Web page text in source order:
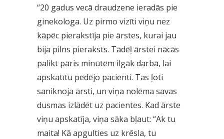
“20 gadus vecā draudzene ieradās pie
ginekologa. Uz pirmo vizīti viņu nez
kāpēc pierakstīja pie ārstes, kurai jau
bija pilns pieraksts. Tādēļ ārstei nācās
palikt pāris minūtēm ilgāk darbā, lai
apskatītu pēdējo pacienti. Tas ļoti
saniknoja ārsti, un viņa nolēma savas
dusmas izlādēt uz pacientes. Kad ārste
viņu apskatīja, viņa sāka bļaut: “Ak tu
maita! Kā apgulties uz krēsla, tu